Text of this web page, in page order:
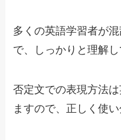
多くの英語学習者が
で、しっかりと理解し
否定文での表現方法
ますので、正しく使